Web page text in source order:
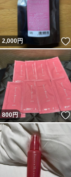
2,000円
800円